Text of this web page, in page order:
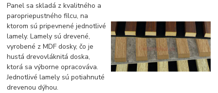
Panel sa skladá z kvalitného a
paropriepustného filcu, na
ktorom sú pripevnené jednotlivé
lamely. Lamely sú drevené,
vyrobené z MDF dosky, čo je
hustá drevovláknitá doska,
ktorá sa výborne opracováva.
Jednotlivé lamely sú potiahnuté
drevenou dýhou.